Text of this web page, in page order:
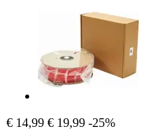
€ 14,99 € 19,99 -25%